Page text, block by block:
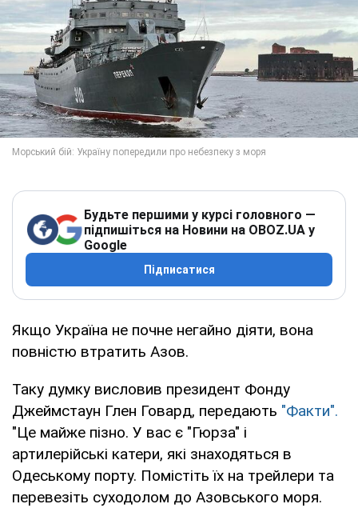
Будьте першими у курсі головного —
підпишіться на Новини на OBOZ.UA у
Google
Підписатися
Якщо Україна не почне негайно діяти, вона
повністю втратить Азов.
Таку думку висловив президент Фонду
Джеймстаун Глен Говард, передають "Факти".
"Це майже пізно. У вас є "Гюрза" і
артилерійські катери, які знаходяться в
Одеському порту. Помістіть їх на трейлери та
перевезіть суходолом до Азовського моря.